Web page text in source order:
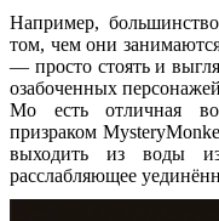
Например,
том, чем они
— просто стоять и
озабоченных
Мо есть отличная
призраком
выходить из воды
расслабляющее